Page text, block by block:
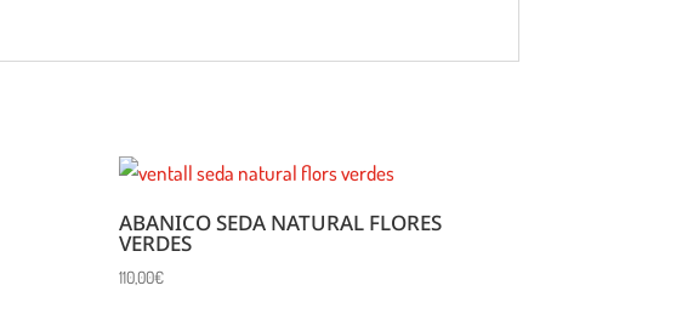
ABANICO SEDA NATURAL FLORES
VERDES
110,00€